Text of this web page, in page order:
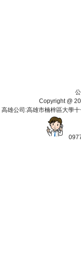
Copyright @
高雄公司:高雄市楠梓區大學